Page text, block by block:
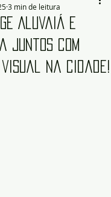
Aluvaiá e
juntos com
na cidade!
3 min de leitura
de 5 estrelas.